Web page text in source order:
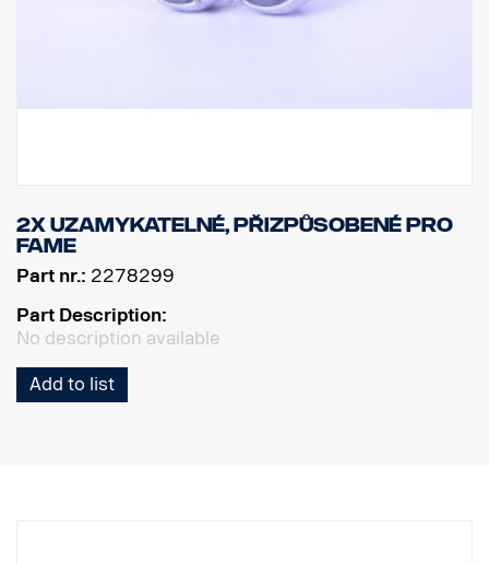
2x uzamykatelné, přizpůsobené pro
FAME
Part nr.: 2278299
Part Description:
No description available
Add to list